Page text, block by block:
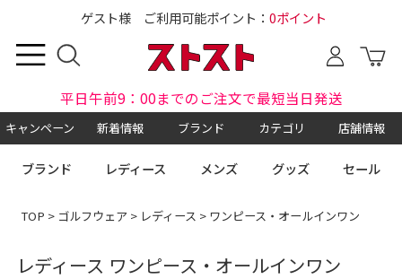
ゲスト様 ご利用可能ポイント： 0ポイント
平日午前9：00までのご注文で最短当日発送
キャンペーン 新着情報 ブランド カテゴリ 店舗情報
ブランド レディース メンズ グッズ セール
TOP > ゴルフウェア > レディース > ワンピース・オールインワン
レディース ワンピース・オールインワン